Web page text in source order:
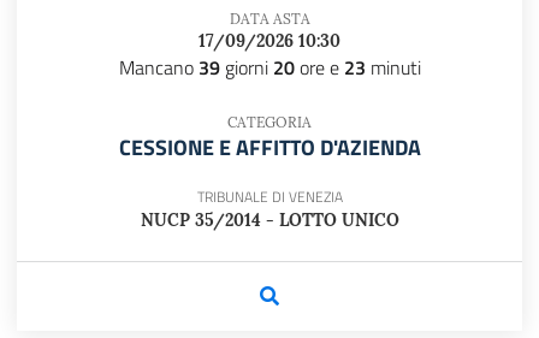
DATA ASTA
17/09/2026 10:30
Mancano 39giorni 20ore e 23 minuti
CATEGORIA
CESSIONE E AFFITTO D'AZIENDA
TRIBUNALE DI VENEZIA
NUCP 35/2014 - LOTTO UNICO